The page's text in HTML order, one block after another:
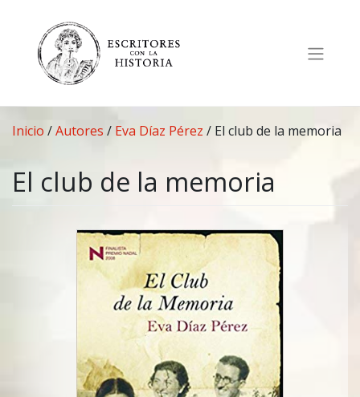
contenido
Inicio /Autores / Eva Díaz Pérez / El club de la memoria
El club de la memoria